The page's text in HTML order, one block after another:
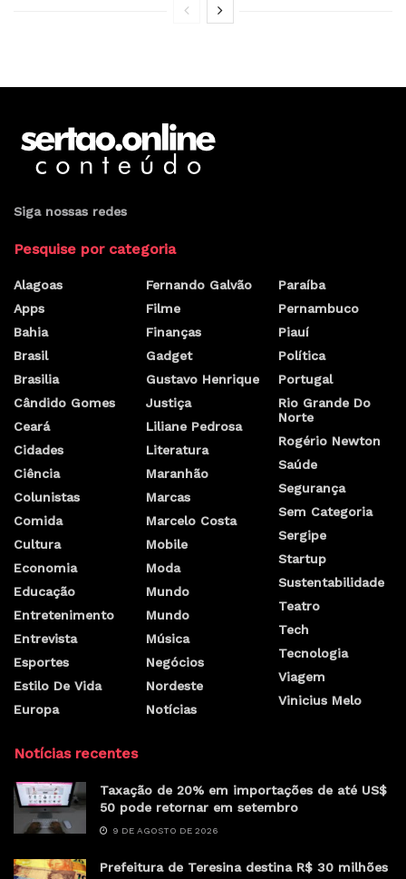
Siga nossas redes
Pesquise por categoria
Alagoas
Apps
Bahia
Brasil
Brasilia
Cândido Gomes
Ceará
Cidades
Ciência
Colunistas
Comida
Cultura
Economia
Educação
Entretenimento
Entrevista
Esportes
Estilo De Vida
Europa
Fernando Galvão
Filme
Finanças
Gadget
Gustavo Henrique
Justiça
Liliane Pedrosa
Literatura
Maranhão
Marcas
Marcelo Costa
Mobile
Moda
Mundo
Mundo
Música
Negócios
Nordeste
Notícias
Paraíba
Pernambuco
Piauí
Política
Portugal
Rio Grande Do
Norte
Rogério Newton
Saúde
Segurança
Sem Categoria
Sergipe
Startup
Sustentabilidade
Teatro
Tech
Tecnologia
Viagem
Vinicius Melo
Notícias recentes
Taxação de 20% em importações de até US$
50 pode retornar em setembro
9 DE AGOSTO DE 2026
Prefeitura de Teresina destina R$ 30 milhões